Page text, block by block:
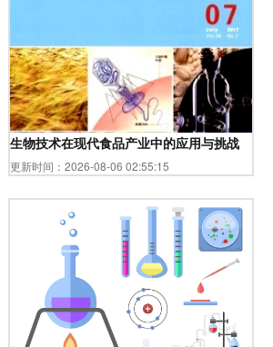
ISBN 9787030500069）深度解读
生物技术在现代食品产业中的应用与挑战
更新时间：2026-08-06 02:55:15